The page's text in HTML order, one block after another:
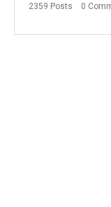
2359 Posts 0